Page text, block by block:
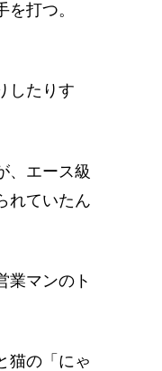
打つ。
したりす
、エース級
れていたん
業マンのト
猫の「にゃ